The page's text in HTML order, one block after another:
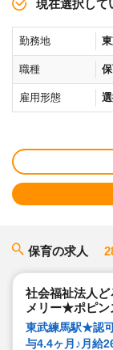
現在選択して
勤務地
職種
雇用形態
保育の求人
社会福祉法人ど
メリー★ポピン
東武練馬駅★認
与4.4ヶ月♪月給